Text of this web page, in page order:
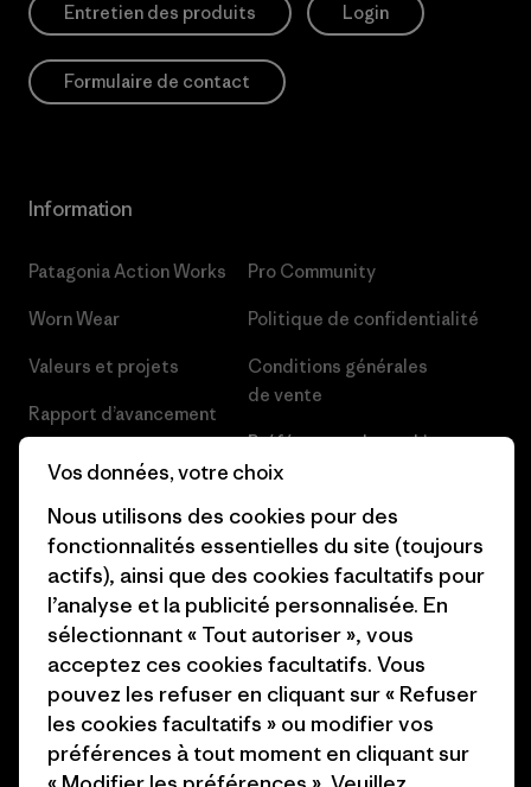
Entretien des produits Login
Formulaire de contact
Information
Patagonia Action Works
Worn Wear
Valeurs et projets
Rapport d’avancement
Business Unusual
Objectifs climatiques
1% For The Planet
Comment nous finançons
Nos magasins
Pro Community
Politique de confidentialité
Conditions générales
de vente
Préférences de cookie
Presse et media
Industry program
Programme d’affiliation
Patagonia France Plan du site
Vos données, votre choix
Nous utilisons des cookies pour des
fonctionnalités essentielles du site (toujours
actifs), ainsi que des cookies facultatifs pour
l’analyse et la publicité personnalisée. En
sélectionnant « Tout autoriser », vous
acceptez ces cookies facultatifs. Vous
pouvez les refuser en cliquant sur « Refuser
les cookies facultatifs » ou modifier vos
préférences à tout moment en cliquant sur